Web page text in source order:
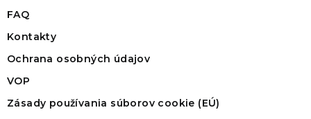
FAQ
Kontakty
Ochrana osobných údajov
VOP
Zásady používania súborov cookie (EÚ)